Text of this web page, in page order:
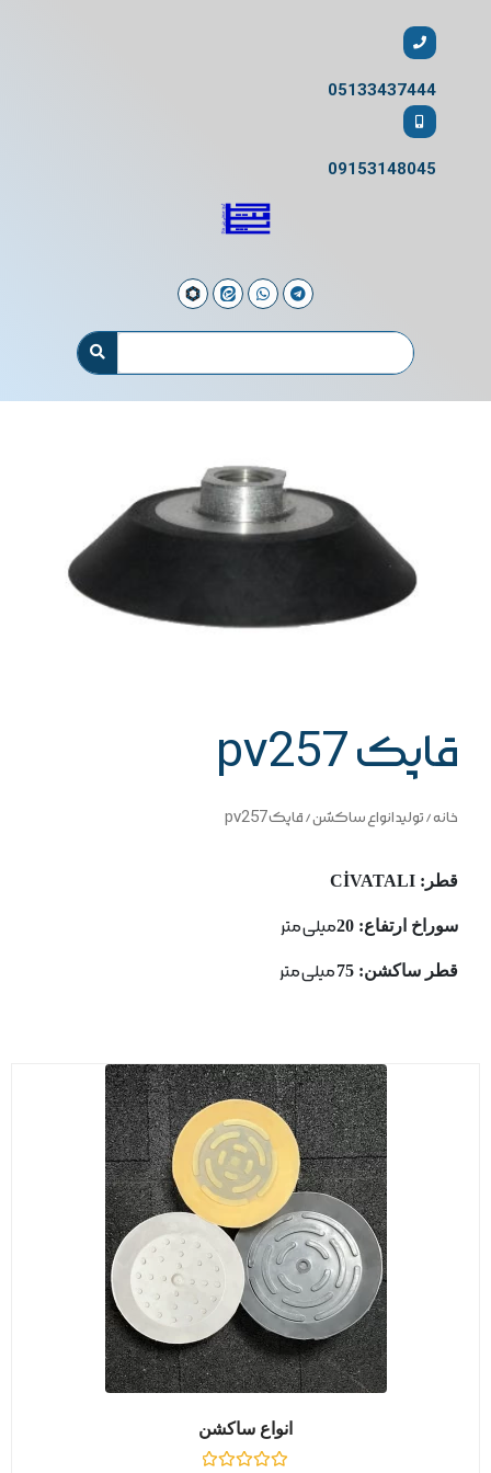
05133437444
09153148045
قاپک pv257
خانه/تولید انواع ساکشن/ قاپک pv257
قطر: CİVATALI
سوراخ ارتفاع: 20 میلی متر
قطر ساكشن: 75 میلی متر
انواع ساکشن